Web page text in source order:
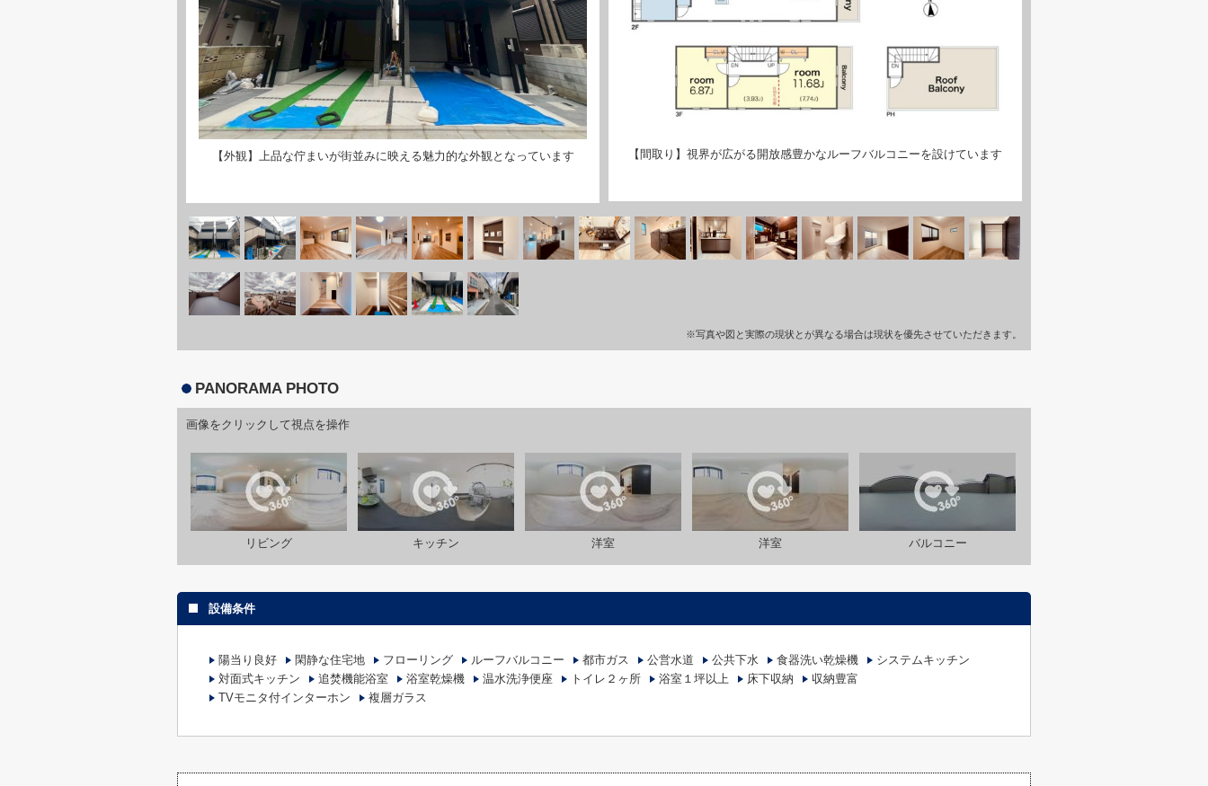
【外観】上品な佇まいが街並みに映える魅力的な外観となっています 【間取り】視界が広がる開放感豊かなルーフバルコニーを設けています
※写真や図と実際の現状とが異なる場合は現状を優先させていただきます。
PANORAMA PHOTO
画像をクリックして視点を操作
リビング キッチン 洋室 洋室 バルコニー
設備条件
陽当り良好 閑静な住宅地 フローリング ルーフバルコニー 都市ガス 公営水道 公共下水 食器洗い乾燥機
システムキッチン
対面式キッチン
追焚機能浴室 浴室乾燥機 温水洗浄便座 トイレ２ヶ所 浴室１坪以上 床下収納
収納豊富
TVモニタ付インターホン
複層ガラス